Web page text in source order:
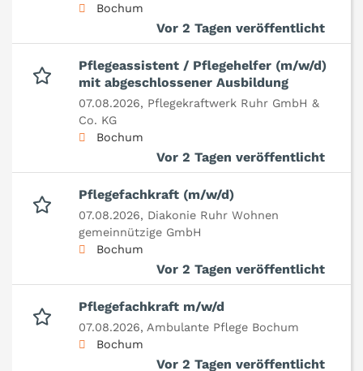
Bochum
Vor 2 Tagen veröffentlicht
Pflegeassistent / Pflegehelfer (m/w/d)
mit abgeschlossener Ausbildung
07.08.2026, Pflegekraftwerk Ruhr GmbH &
Co. KG
Bochum
Vor 2 Tagen veröffentlicht
Pflegefachkraft (m/w/d)
07.08.2026, Diakonie Ruhr Wohnen
gemeinnützige GmbH
Bochum
Vor 2 Tagen veröffentlicht
Pflegefachkraft m/w/d
07.08.2026, Ambulante Pflege Bochum
Bochum
Vor 2 Tagen veröffentlicht